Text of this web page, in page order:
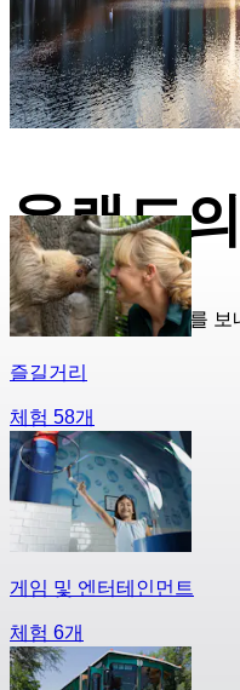
올랜도
디즈니월드에서 하루를
즐길거리
체험 58개
게임 및 엔터테인먼트
체험 6개